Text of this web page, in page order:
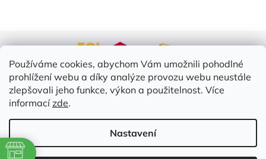
Používáme cookies, abychom Vám umožnili pohodlné
prohlížení webu a díky analýze provozu webu neustále
zlepšovali jeho funkce, výkon a použitelnost. Více
informacízde.
Nastavení